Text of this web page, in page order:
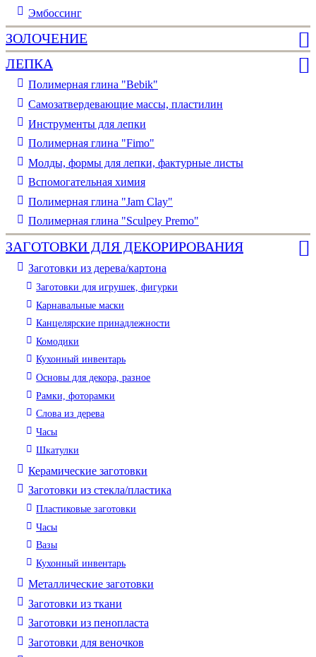
Эмбоссинг
ЗОЛОЧЕНИЕ
ЛЕПКА
Полимерная глина "Bebik"
Самозатвердевающие массы, пластилин
Инструменты для лепки
Полимерная глина "Fimo"
Молды, формы для лепки, фактурные листы
Вспомогательная химия
Полимерная глина "Jam Clay"
Полимерная глина "Sculpey Premo"
ЗАГОТОВКИ ДЛЯ ДЕКОРИРОВАНИЯ
Заготовки из дерева/картона
Заготовки для игрушек, фигурки
Карнавальные маски
Канцелярские принадлежности
Комодики
Кухонный инвентарь
Основы для декора, разное
Рамки, фоторамки
Слова из дерева
Часы
Шкатулки
Керамические заготовки
Заготовки из стекла/пластика
Пластиковые заготовки
Часы
Вазы
Кухонный инвентарь
Металлические заготовки
Заготовки из ткани
Заготовки из пенопласта
Заготовки для веночков